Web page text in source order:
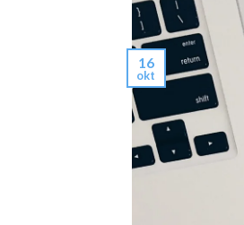
16
okt